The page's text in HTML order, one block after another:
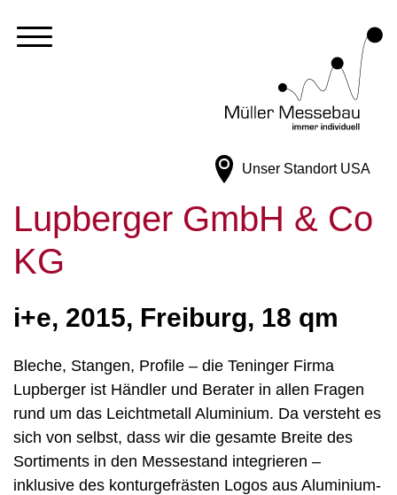
Unser Standort USA
Lupberger GmbH & Co
KG
i+e, 2015, Freiburg, 18 qm
Bleche, Stangen, Profile – die Teninger Firma
Lupberger ist Händler und Berater in allen Fragen
rund um das Leichtmetall Aluminium. Da versteht es
sich von selbst, dass wir die gesamte Breite des
Sortiments in den Messestand integrieren –
inklusive des konturgefrästen Logos aus Aluminium-